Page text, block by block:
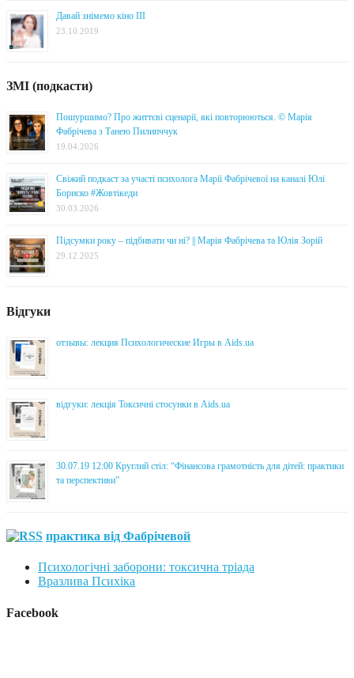
Давай знімемо кіно III
23.10.2019
ЗМІ (подкасти)
Пошуршимо? Про життєві сценарії, які повторюються. © Марія
Фабрічева з Танею Пилипччук
19.04.2026
Свіжий подкаст за участі психолога Марії Фабрічевої на каналі Юлі
Бориско #Жовтікеди
30.03.2026
Підсумки року – підбивати чи ні? || Марія Фабрічева та Юлія Зорій
29.12.2025
Відгуки
отзывы: лекция Психологические Игры в Aids.ua
відгуки: лекція Токсичні стосунки в Aids.ua
30.07.19 12:00 Круглий стіл: “Фінансова грамотність для дітей: практики
та перспективи”
практика від Фабрічевой
Психологічні заборони: токсична тріада
Вразлива Психіка
Facebook